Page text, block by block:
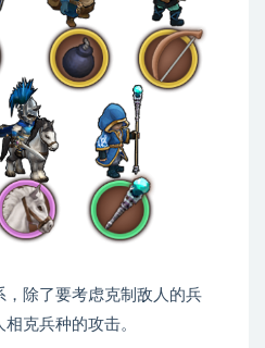
除了要考虑克制敌人的兵
克兵种的攻击。